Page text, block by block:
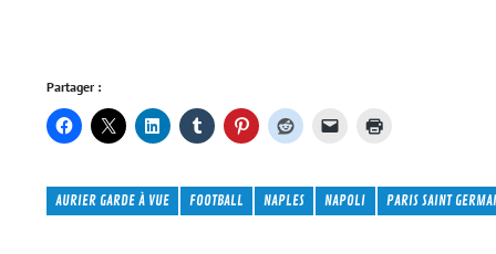
Partager :
AURIER GARDE À VUE FOOTBALL NAPLES NAPOLI PARIS SAINT